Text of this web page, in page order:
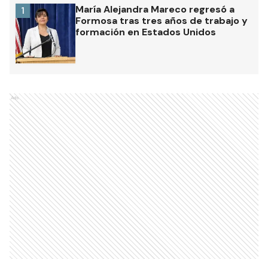
Las más leídas
María Alejandra Mareco regresó a
1
Ads